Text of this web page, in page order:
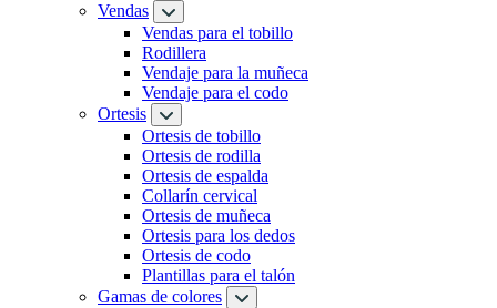
Vendas
Vendas para el tobillo
Rodillera
Vendaje para la muñeca
Vendaje para el codo
Ortesis
Ortesis de tobillo
Ortesis de rodilla
Ortesis de espalda
Collarín cervical
Ortesis de muñeca
Ortesis para los dedos
Ortesis de codo
Plantillas para el talón
Gamas de colores